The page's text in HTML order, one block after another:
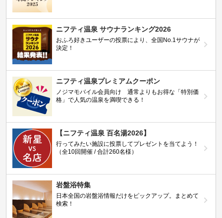
ニフティ温泉 サウナランキング2026
おふろ好きユーザーの投票により、全国No.1サウナが
決定！
ニフティ温泉プレミアムクーポン
ノジマモバイル会員向け 通常よりもお得な「特別価
格」で人気の温泉を満喫できる！
【ニフティ温泉 百名湯2026】
行ってみたい施設に投票してプレゼントを当てよう！
（全10回開催 / 合計260名様）
岩盤浴特集
日本全国の岩盤浴情報だけをピックアップ。まとめて
検索！